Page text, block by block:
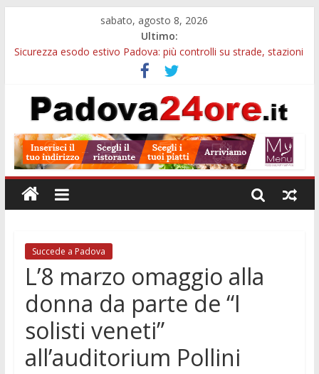
sabato, agosto 8, 2026
Ultimo:
Sicurezza esodo estivo Padova: più controlli su strade, stazioni
Calici di Stelle Arzergrande: astronomia, musica e sapori al
Casone Azzurro
Notizie di Padova alle ore 10: censimento a Monselice, arresto
Notizie di Padova alle ore 23: maltrattamenti, arresto a
Limena e progetto Cool Shop
Bando sicurezza urbana Veneto: 650mila euro per Comuni e
Polizie locali
Succede a Padova
L’8 marzo omaggio alla
donna da parte de “I
solisti veneti”
all’auditorium Pollini